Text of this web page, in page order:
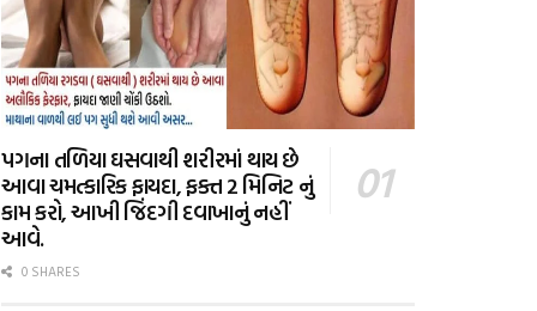
પગના તળિયા ઘસવાથી શરીરમાં થાય છે
આવા ચમત્કારિક ફાયદા, ફક્ત 2 મિનિટ નું
કામ કરો, આખી જિંદગી દવાખાનું નહીં
આવે.
0 SHARES